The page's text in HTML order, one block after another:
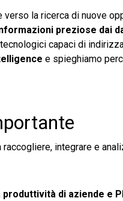
verso la ricerca di nuove
preziose dai
capaci di
e spieghiamo
integrare e
di aziende e